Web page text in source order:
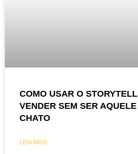
COMO USAR O
VENDER SEM SER
CHATO
LEIA MAIS